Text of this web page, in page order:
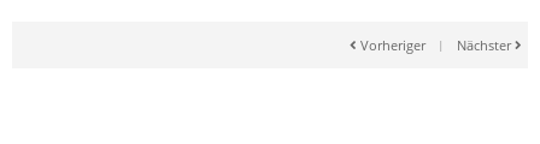
Vorheriger | Nächster